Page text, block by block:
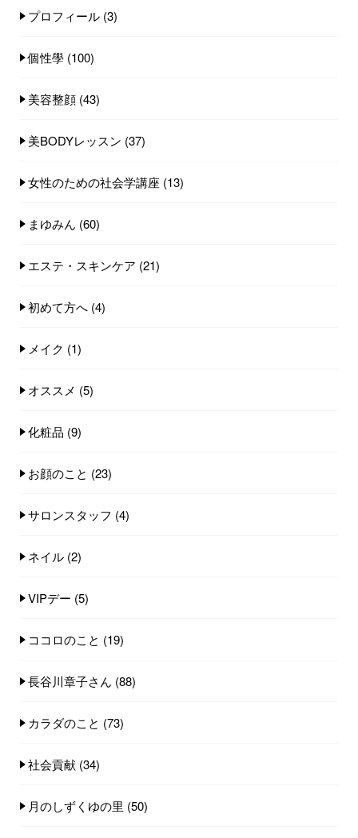
プロフィール (3)
個性學 (100)
美容整顔 (43)
美BODYレッスン (37)
女性のための社会学講座 (13)
まゆみん (60)
エステ・スキンケア (21)
初めて方へ (4)
メイク (1)
オススメ (5)
化粧品 (9)
お顔のこと (23)
サロンスタッフ (4)
ネイル (2)
VIPデー (5)
ココロのこと (19)
長谷川章子さん (88)
カラダのこと (73)
社会貢献 (34)
月のしずくゆの里 (50)